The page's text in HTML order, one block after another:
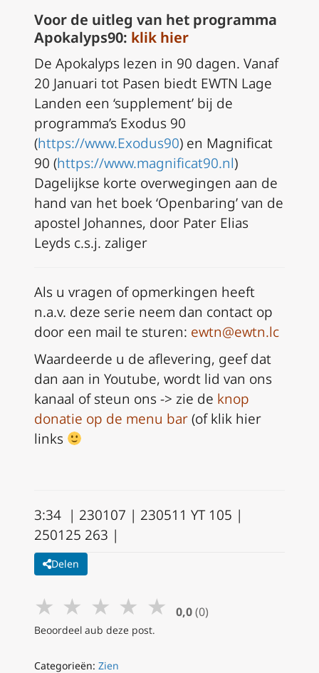
Voor de uitleg van het programma
Apokalyps90: klik hier
De Apokalyps lezen in 90 dagen. Vanaf
20 Januari tot Pasen biedt EWTN Lage
Landen een ‘supplement’ bij de
programma’s Exodus 90
(https://www.Exodus90) en Magnificat
90 (https://www.magnificat90.nl)
Dagelijkse korte overwegingen aan de
hand van het boek ‘Openbaring’ van de
apostel Johannes, door Pater Elias
Leyds c.s.j. zaliger
Als u vragen of opmerkingen heeft
n.a.v. deze serie neem dan contact op
door een mail te sturen: ewtn@ewtn.lc
Waardeerde u de aflevering, geef dat
dan aan in Youtube, wordt lid van ons
kanaal of steun ons -> zie de knop
donatie op de menu bar(of klik hier
links
3:34 | 230107 | 230511 YT 105 |
250125 263 |
Delen
★ ★ ★ ★ ★ 0,0 (0)
Beoordeel aub deze post.
Categorieën: Zien